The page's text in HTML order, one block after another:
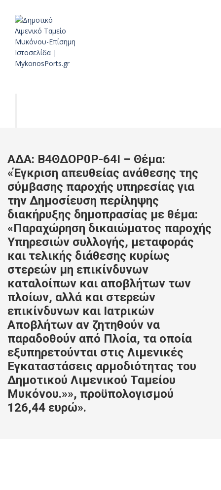
ΑΔΑ: Β4ΘΔΟΡ0Ρ-64Ι – Θέμα:
«Έγκριση απευθείας ανάθεσης της
σύμβασης παροχής υπηρεσίας για
την Δημοσίευση περίληψης
διακήρυξης δημοπρασίας με θέμα:
«Παραχώρηση δικαιώματος παροχής
Υπηρεσιών συλλογής, μεταφοράς
και τελικής διάθεσης κυρίως
στερεών μη επικίνδυνων
καταλοίπων και αποβλήτων των
πλοίων, αλλά και στερεών
επικίνδυνων και Ιατρικών
Αποβλήτων αν ζητηθούν να
παραδοθούν από Πλοία, τα οποία
εξυπηρετούνται στις Λιμενικές
Εγκαταστάσεις αρμοδιότητας του
Δημοτικού Λιμενικού Ταμείου
Μυκόνου.»», προϋπολογισμού
126,44 ευρώ».